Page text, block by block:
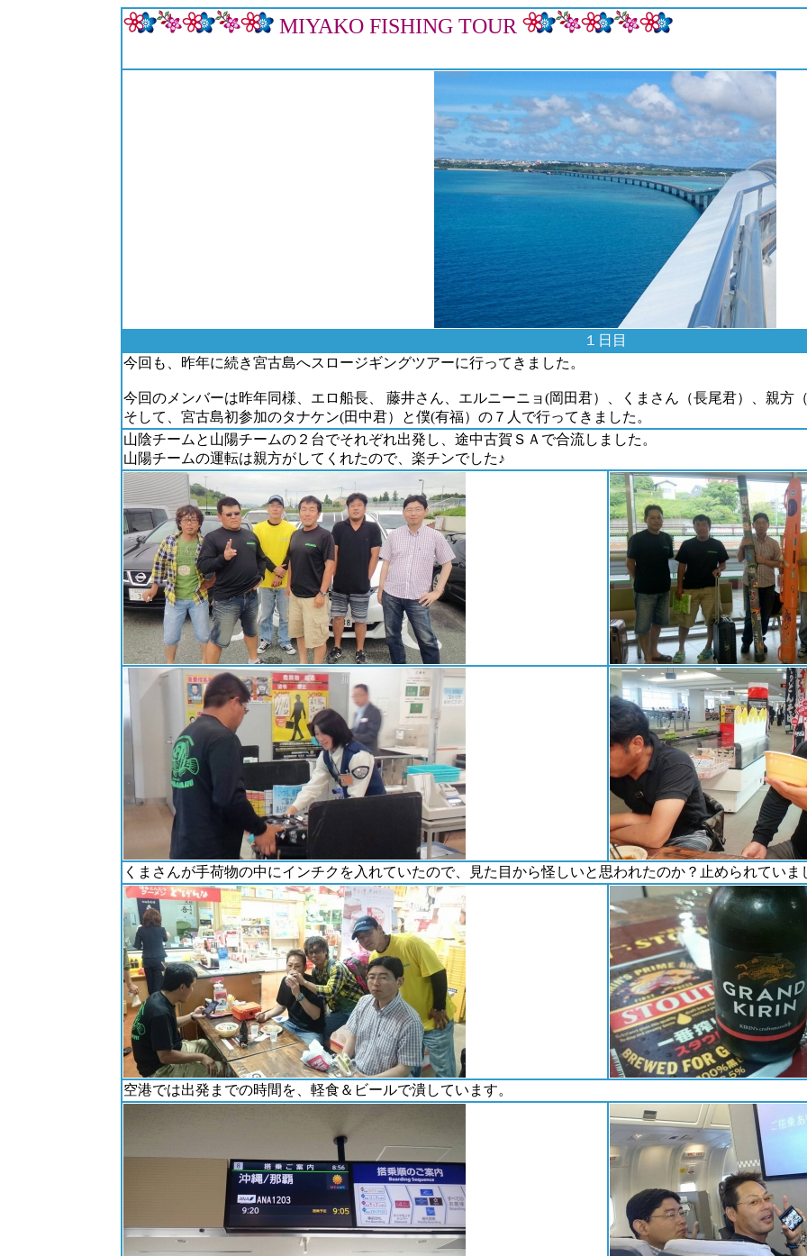
MIYAKO FISHING TOUR
１日目
今回も、昨年に続き宮古島へスロージギングツアーに行ってきました。
今回のメンバーは昨年同様、エロ船長、 藤井さん、エルニーニョ(岡田君）、くまさん（長尾君）、親方
そして、宮古島初参加のタナケン(田中君）と僕(有福）の７人で行ってきました。
山陰チームと山陽チームの２台でそれぞれ出発し、途中古賀ＳＡで合流しました。
山陽チームの運転は親方がしてくれたので、楽チンでした♪
くまさんが手荷物の中にインチクを入れていたので、見た目から怪しいと思われたのか？止められてい
空港では出発までの時間を、軽食＆ビールで潰しています。